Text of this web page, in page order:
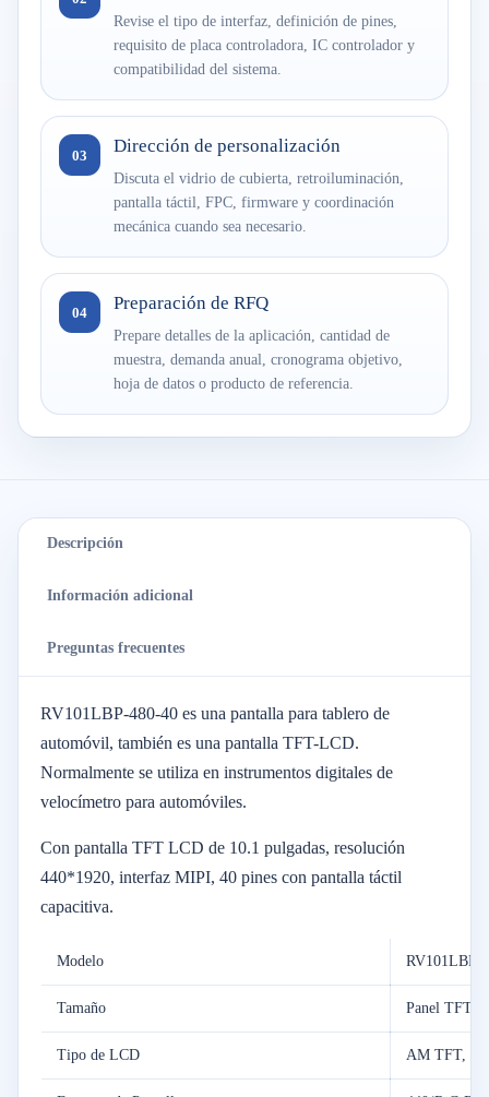
Revise el tipo de interfaz, definición de pines,
requisito de placa controladora, IC controlador y
compatibilidad del sistema.
03 Dirección de personalización
Discuta el vidrio de cubierta, retroiluminación,
pantalla táctil, FPC, firmware y coordinación
mecánica cuando sea necesario.
04 Preparación de RFQ
Prepare detalles de la aplicación, cantidad de
muestra, demanda anual, cronograma objetivo,
hoja de datos o producto de referencia.
Descripción
Información adicional
Preguntas frecuentes
RV101LBP-480-40 es una pantalla para tablero de
automóvil, también es una pantalla TFT-LCD.
Normalmente se utiliza en instrumentos digitales de
velocímetro para automóviles.
Con pantalla TFT LCD de 10.1 pulgadas, resolución
440*1920, interfaz MIPI, 40 pines con pantalla táctil
capacitiva.
Modelo RV101LBP-
Tamaño Panel TFT
Tipo de LCD AM TFT,